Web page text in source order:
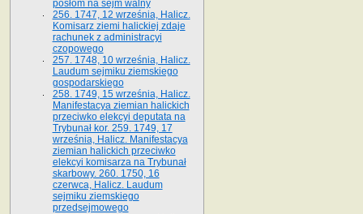
posłom na sejm walny
256. 1747, 12 września, Halicz.
Komisarz ziemi halickiej zdaje
rachunek z administracyi
czopowego
257. 1748, 10 września, Halicz.
Laudum sejmiku ziemskiego
gospodarskiego
258. 1749, 15 września, Halicz.
Manifestacya ziemian halickich
przeciwko elekcyi deputata na
Trybunał kor. 259. 1749, 17
września, Halicz. Manifestacya
ziemian halickich przeciwko
elekcyi komisarza na Trybunał
skarbowy. 260. 1750, 16
czerwca, Halicz. Laudum
sejmiku ziemskiego
przedsejmowego